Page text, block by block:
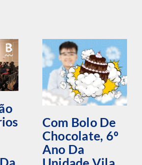
Com Bolo De
Chocolate, 6º
Ano Da